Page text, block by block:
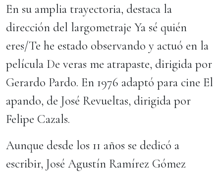
En su amplia trayectoria, destaca la
dirección del largometraje Ya sé quién
eres/Te he estado observando y actuó en la
película De veras me atrapaste, dirigida por
Gerardo Pardo. En 1976 adaptó para cine El
apando, de José Revueltas, dirigida por
Felipe Cazals.
Aunque desde los 11 años se dedicó a
escribir, José Agustín Ramírez Gómez